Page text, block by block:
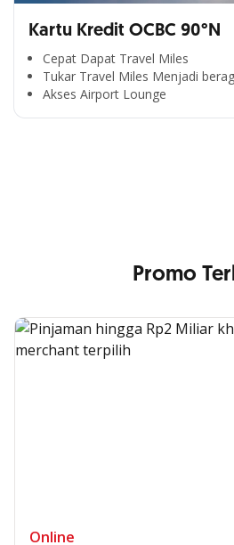
Kartu Kredit OCBC 90°N
Cepat Dapat Travel Miles
Tukar Travel Miles Menjadi
Akses Airport Lounge
Segala Kemudahan
di Satu Genggaman
Promo
Online